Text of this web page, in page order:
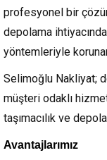
profesyonel bir
depolama
yöntemleriyle
Selimoğlu Nakliyat;
müşteri odaklı
taşımacılık ve
Avantajlarımız